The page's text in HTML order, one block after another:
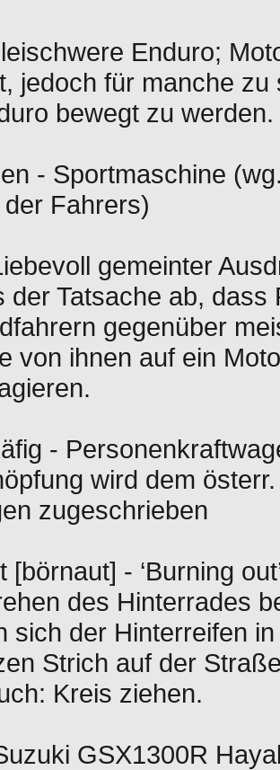
Enduro;
jedoch für manche
bewegt zu werden.
- Sportmaschine
Fahrers)
gemeinter
der Tatsache ab, dass
gegenüber
von ihnen auf ein
-
wird dem
zugeschrieben
[börnaut] - ‘Burning
des Hinterrades
sich der Hinterreifen
Strich auf der
Kreis ziehen.
GSX1300R